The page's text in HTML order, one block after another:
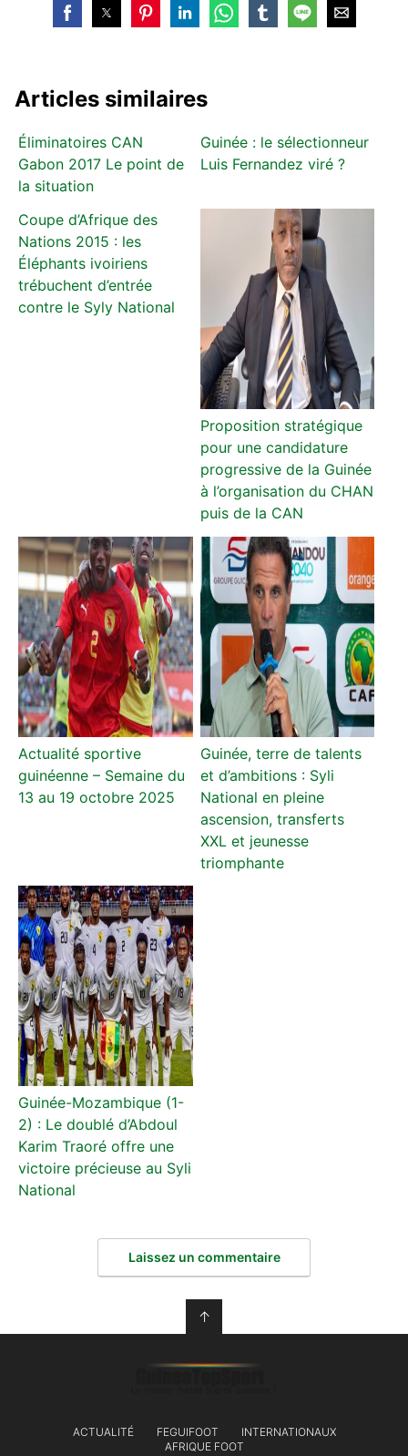
Articles similaires
Éliminatoires CAN
Gabon 2017 Le point de
la situation
Guinée : le sélectionneur
Luis Fernandez viré ?
Coupe d’Afrique des
Nations 2015 : les
Éléphants ivoiriens
trébuchent d’entrée
contre le Syly National
Proposition stratégique
pour une candidature
progressive de la Guinée
à l’organisation du CHAN
puis de la CAN
Actualité sportive
guinéenne – Semaine du
13 au 19 octobre 2025
Guinée, terre de talents
et d’ambitions : Syli
National en pleine
ascension, transferts
XXL et jeunesse
triomphante
Guinée-Mozambique (1-
2) : Le doublé d’Abdoul
Karim Traoré offre une
victoire précieuse au Syli
National
Laissez un commentaire
↑
ACTUALITÉ FEGUIFOOT
INTERNATIONAUX
AFRIQUE FOOT